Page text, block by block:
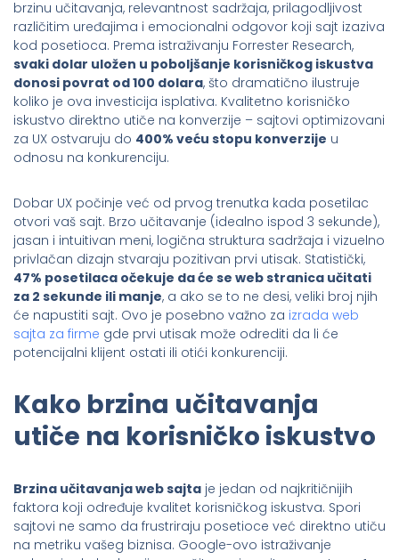
brzinu učitavanja, relevantnost sadržaja, prilagodljivost
različitim uređajima i emocionalni odgovor koji sajt izaziva
kod posetioca. Prema istraživanju Forrester Research,
svaki dolar uložen u poboljšanje korisničkog iskustva
donosi povrat od 100 dolara, što dramatično ilustruje
koliko je ova investicija isplativa. Kvalitetno korisničko
iskustvo direktno utiče na konverzije – sajtovi optimizovani
za UX ostvaruju do 400% veću stopu konverzije u
odnosu na konkurenciju.
Dobar UX počinje već od prvog trenutka kada posetilac
otvori vaš sajt. Brzo učitavanje (idealno ispod 3 sekunde),
jasan i intuitivan meni, logična struktura sadržaja i vizuelno
privlačan dizajn stvaraju pozitivan prvi utisak. Statistički,
47% posetilaca očekuje da će se web stranica učitati
za 2 sekunde ili manje, a ako se to ne desi, veliki broj njih
će napustiti sajt. Ovo je posebno važno za izrada web
sajta za firme gde prvi utisak može odrediti da li će
potencijalni klijent ostati ili otići konkurenciji.
Kako brzina učitavanja
utiče na korisničko iskustvo
Brzina učitavanja web sajta je jedan od najkritičnijih
faktora koji određuje kvalitet korisničkog iskustva. Spori
sajtovi ne samo da frustriraju posetioce već direktno utiču
na metriku vašeg biznisa. Google-ovo istraživanje